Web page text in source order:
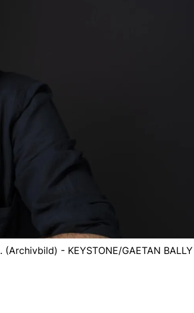
- KEYSTONE/GAETAN BALLY